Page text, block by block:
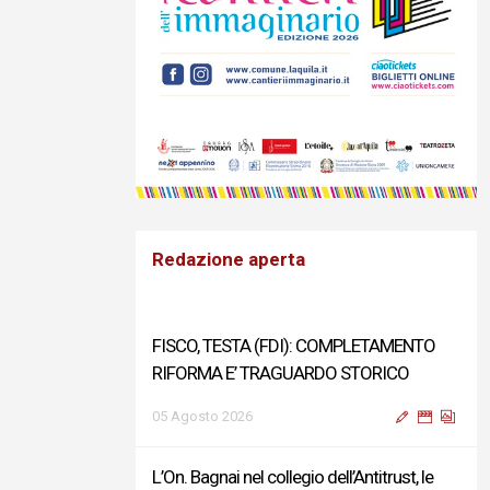
Redazione aperta
FISCO, TESTA (FDI): COMPLETAMENTO
RIFORMA E’ TRAGUARDO STORICO
05 Agosto 2026
L’On. Bagnai nel collegio dell’Antitrust, le